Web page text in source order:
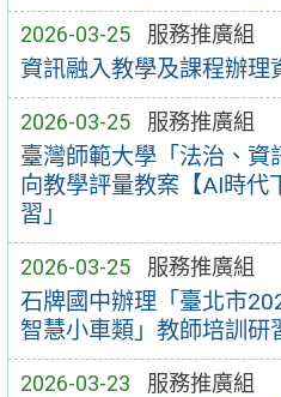
2026-03-25 服務推廣組
資訊融入教學及課程辦理
2026-03-25 服務推廣組
臺灣師範大學「法治、資
向教學評量教案【AI時代
習」
2026-03-25 服務推廣組
石牌國中辦理「臺北市
智慧小車類」教師培訓研
2026-03-23 服務推廣組